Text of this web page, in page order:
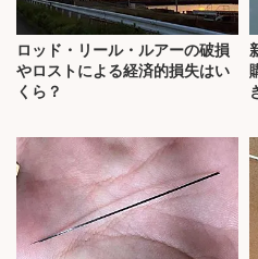
ロッド・リール・ルアーの破損
やロストによる経済的損失はい
くら？